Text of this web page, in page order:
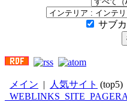
サブ
メイン | 人気サイト (top5)